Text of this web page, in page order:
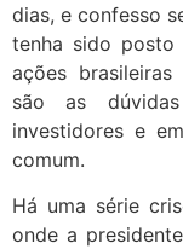
dias, e confesso
tenha sido
ações brasileiras
são as
investidores e
comum.
Há uma série
onde a